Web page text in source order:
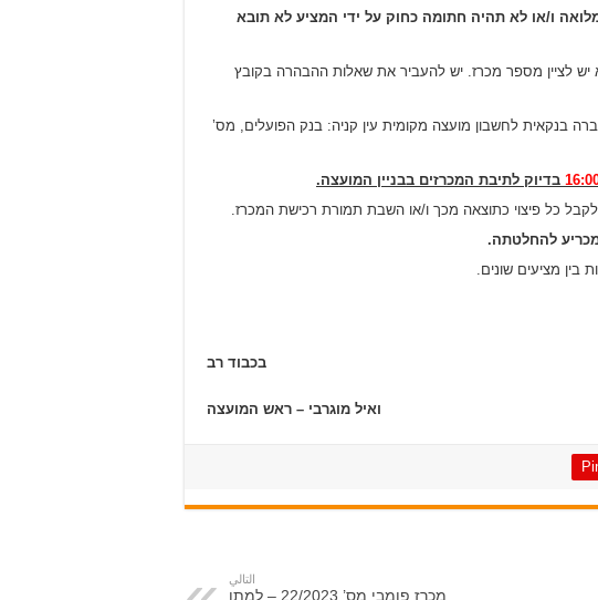
ו/או לא תהיה חתומה כחוק על ידי המציע לא תובא
יש לציין מספר מכרז. יש להעביר את שאלות ההבהרה בקובץ
העבודות הרגילות תמורת 250 ₪ וניתן לבצע תשלום בהעברה בנקאית לחשבון מועצה מקומית עין קניה: בנק הפועלים, מס’
בדיוק לתיבת המכרזים בבניין המועצה.
כל פיצוי כתוצאה מכך ו/או השבת תמורת רכישת המכרז.
מכריע להחלטתה.
מציעים שונים.
בכבוד רב
ואיל מוגרבי – ראש המועצה
التالي
מכרז פומבי מס’ 22/2023 – למתן